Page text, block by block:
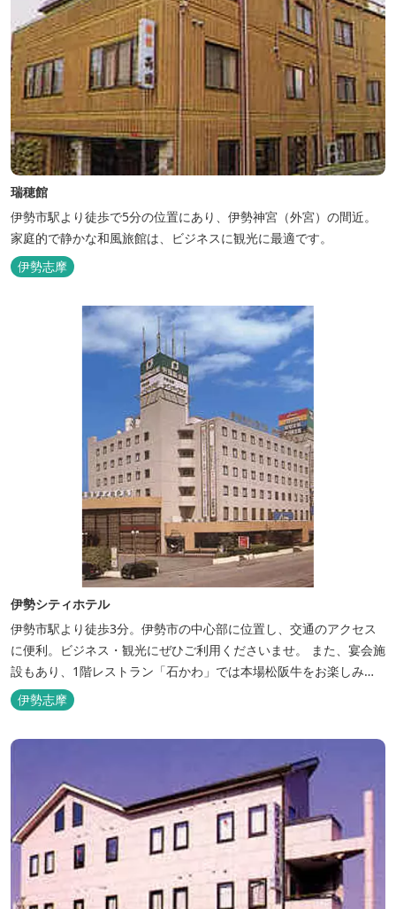
瑞穂館
伊勢市駅より徒歩で5分の位置にあり、伊勢神宮（外宮）の間近。
家庭的で静かな和風旅館は、ビジネスに観光に最適です。
伊勢志摩
伊勢シティホテル
伊勢市駅より徒歩3分。伊勢市の中心部に位置し、交通のアクセス
に便利。ビジネス・観光にぜひご利用くださいませ。 また、宴会施
設もあり、1階レストラン「石かわ」では本場松阪牛をお楽しみい
ただけます。
伊勢志摩